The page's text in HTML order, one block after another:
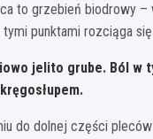
to grzebień biodrowy
tymi punktami rozciąga
jelito grube. Ból w
do dolnej części